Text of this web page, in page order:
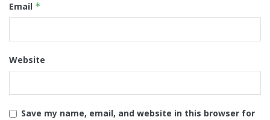
Email *
Website
Save my name, email, and website in this browser for